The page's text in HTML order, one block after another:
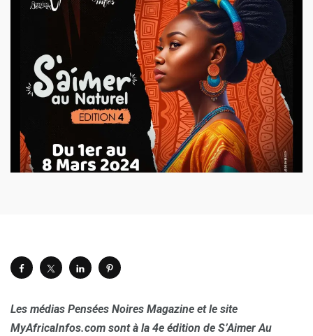
Les médias Pensées Noires Magazine et le site
MyAfricaInfos.com sont à la 4e édition de S’Aimer Au